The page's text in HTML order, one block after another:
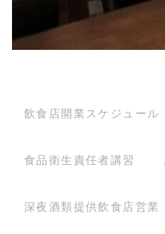
飲食店開業スケジュール
食品衛生責任者講習
深夜酒類提供飲食店営業